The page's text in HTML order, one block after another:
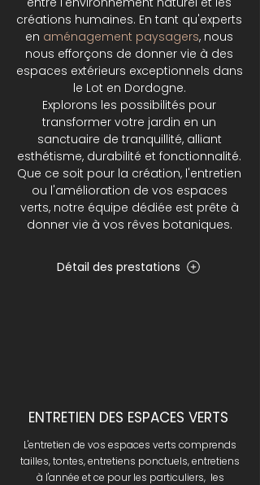
créations humaines. En tant qu'experts
en aménagement paysagers, nous
nous efforçons de donner vie à des
espaces extérieurs exceptionnels dans
le Lot en Dordogne.
Explorons les possibilités pour
transformer votre jardin en un
sanctuaire de tranquillité, alliant
esthétisme, durabilité et fonctionnalité.
Que ce soit pour la création, l'entretien
ou l'amélioration de vos espaces
verts, notre équipe dédiée est prête à
donner vie à vos rêves botaniques.
Détail des prestations
ENTRETIEN DES ESPACES VERTS
L'entretien de vos espaces verts comprends
tailles, tontes, entretiens ponctuels, entretiens
à l'année et ce pour les particuliers, les